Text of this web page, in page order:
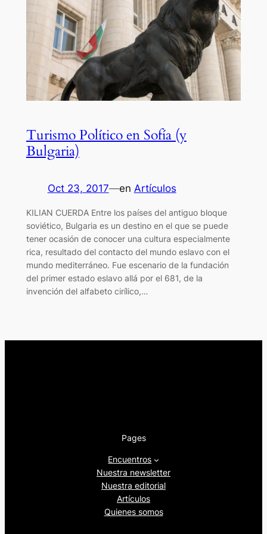
Turismo Político en Sofía (y
Bulgaria)
Oct 23, 2017—en Artículos
KILIAN CUERDA Entre los países del antiguo bloque
soviético, Bulgaria es un destino en el que se puede
tener ocasión de conocer una cultura especialmente
rica, resultado del contacto del mundo eslavo con el
mundo mediterráneo. Fue escenario de la fundación
del primer estado eslavo allá por el 681, de la
invención del alfabeto cirílico,…
Pages
Encuentros
Nuestra newsletter
Nuestra editorial
Artículos
Quienes somos